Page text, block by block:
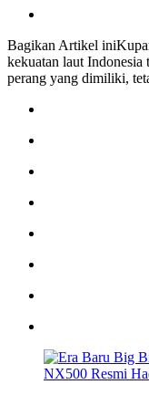
Bagikan Artikel
kekuatan laut
perang yang dimiliki,